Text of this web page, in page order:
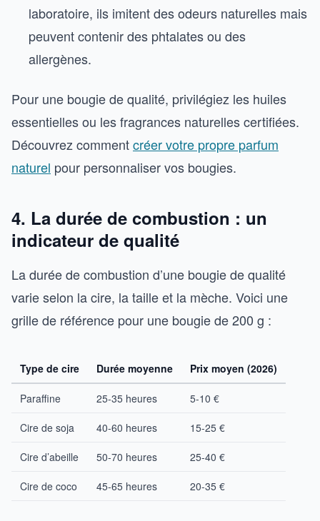
laboratoire, ils imitent des odeurs naturelles mais
peuvent contenir des phtalates ou des
allergènes.
Pour une bougie de qualité, privilégiez les huiles
essentielles ou les fragrances naturelles certifiées.
Découvrez commentcréer votre propre parfum
naturel pour personnaliser vos bougies.
4. La durée de combustion : un
indicateur de qualité
La durée de combustion d’une bougie de qualité
varie selon la cire, la taille et la mèche. Voici une
grille de référence pour une bougie de 200 g :
Type de cire Durée moyenne Prix moyen (2026)
Paraffine 25-35 heures 5-10 €
Cire de soja 40-60 heures 15-25 €
Cire d’abeille 50-70 heures 25-40 €
Cire de coco 45-65 heures 20-35 €